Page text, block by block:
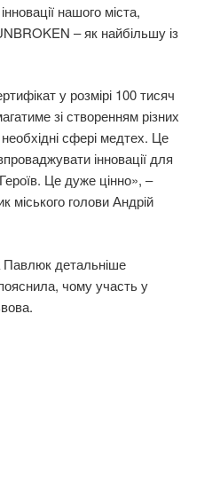
нашого міста,
– як найбільшу із
у розмірі 100 тисяч
зі створенням різних
сфері медтех. Це
інновації для
Це дуже цінно», –
міського голови Андрій
детальніше
чому участь у